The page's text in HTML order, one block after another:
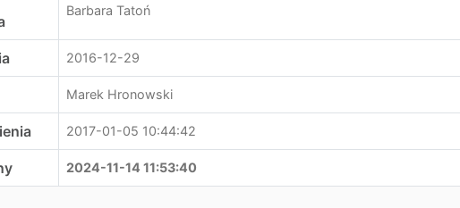
Barbara Tatoń
2016-12-29
Marek Hronowski
2017-01-05 10:44:42
2024-11-14 11:53:40